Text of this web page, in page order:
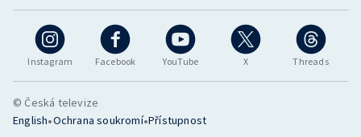
Instagram Facebook YouTube X Threads
© Česká televize
English•Ochrana soukromí•Přístupnost